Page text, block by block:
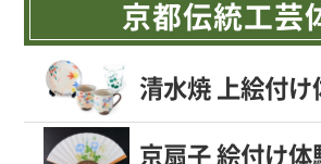
京都伝統工芸
清水焼 上絵付け
京扇子 絵付け体